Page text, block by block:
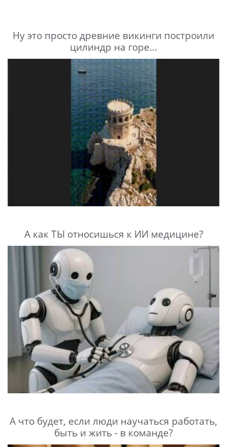
Ну это просто древние викинги построили
цилиндр на горе...
А как ТЫ относишься к ИИ медицине?
А что будет, если люди научаться работать,
быть и жить - в команде?